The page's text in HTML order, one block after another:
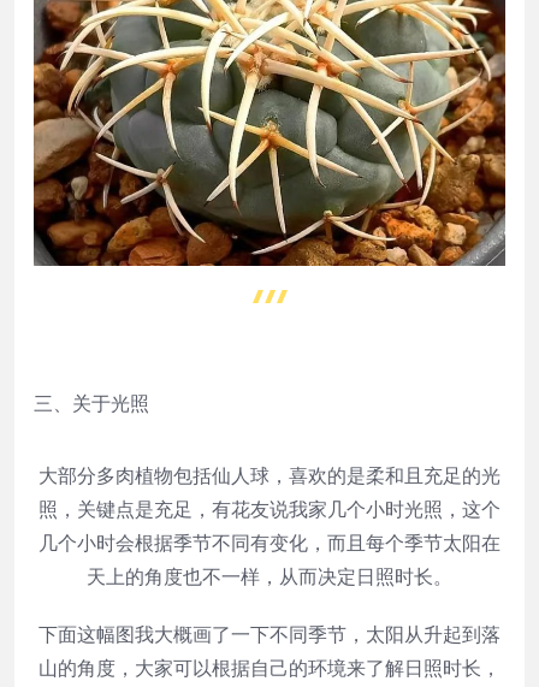
三、关于光照
大部分多肉植物包括仙人球，喜欢的是柔和且充足的光
照，关键点是充足，有花友说我家几个小时光照，这个
几个小时会根据季节不同有变化，而且每个季节太阳在
天上的角度也不一样，从而决定日照时长。
下面这幅图我大概画了一下不同季节，太阳从升起到落
山的角度，大家可以根据自己的环境来了解日照时长，